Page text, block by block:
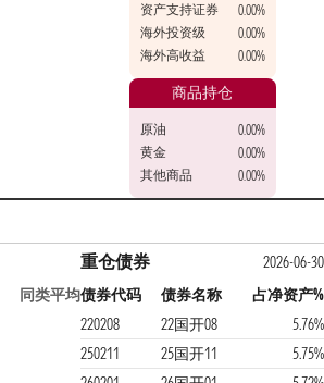
资产支持证券
0.00%
海外投资级
0.00%
海外高收益
0.00%
商品持仓
原油
0.00%
黄金
0.00%
其他商品
0.00%
同类平均
重仓债券
2026-06-30
债券代码
债券名称
占净资产%
220208
22国开08
5.76%
250211
25国开11
5.75%